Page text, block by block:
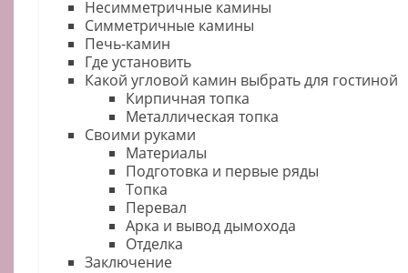
Несимметричные камины
Симметричные камины
Печь-камин
Где установить
Какой угловой камин выбрать для гостиной
Кирпичная топка
Металлическая топка
Своими руками
Материалы
Подготовка и первые ряды
Топка
Перевал
Арка и вывод дымохода
Отделка
Заключение